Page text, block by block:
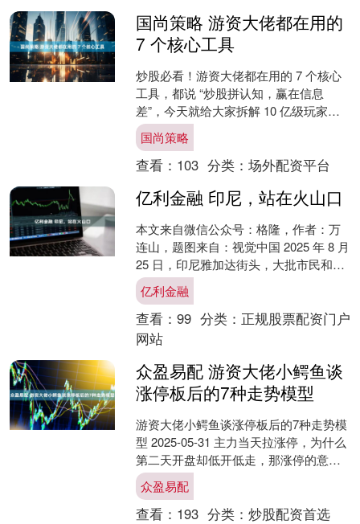
国尚策略 游资大佬都在用的
7 个核心工具
炒股必看！游资大佬都在用的 7 个核心
工具，都说 “炒股拼认知，赢在信息
差”，今天就给大家拆解 10 亿级玩家、
游资大佬日常依赖的 7 个炒股网站 ——
掌握这....
国尚策略
查看： 103 分类： 场外配资平台
亿利金融 印尼，站在火山口
本文来自微信公众号：格隆，作者：万
连山，题图来自：视觉中国 2025 年 8 月
25 日，印尼雅加达街头，大批市民和大
学生开始陆续集结，抗议国会议员获得
50....
亿利金融
查看： 99 分类： 正规股票配资门户
网站
众盈易配 游资大佬小鳄鱼谈
涨停板后的7种走势模型
游资大佬小鳄鱼谈涨停板后的7种走势模
型 2025-05-31 主力当天拉涨停，为什么
第二天开盘却低开低走，那涨停的意义
何在？先涨停再回调其实是一种常见手
法。主力....
众盈易配
查看： 193 分类： 炒股配资首选